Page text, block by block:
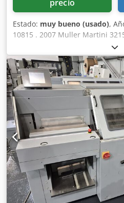
precio
Estado: muy bueno (usado),
10815 . 2007 Muller Martini
coser totalmente automática de
Características: Alta gama de
Papeles a partir de 22 g/m
cuchilla Innovador sistema de
patentada con aire
diferentes tipos de puntadas
aspiración 4 + 4 para
Sistema de escaneado óptico
procesamiento de impresión
Longitud máxima de la firma:
12.000/hora Codpfot Sybcex Aa